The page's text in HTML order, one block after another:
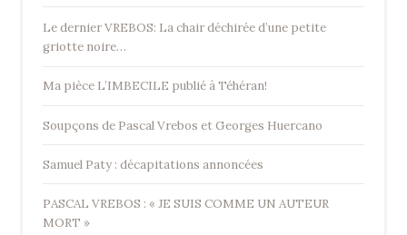
Le dernier VREBOS: La chair déchirée d’une petite
griotte noire…
Ma pièce L’IMBECILE publié à Téhéran!
Soupçons de Pascal Vrebos et Georges Huercano
Samuel Paty : décapitations annoncées
PASCAL VREBOS : « JE SUIS COMME UN AUTEUR
MORT »